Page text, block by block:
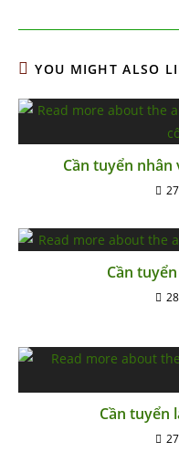
YOU MIGHT ALSO
Cần tuyển nhân
Cần
Cần tuyển